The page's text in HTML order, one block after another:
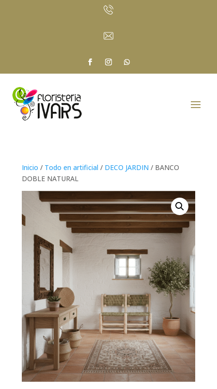
Inicio / Todo en artificial / DECO JARDIN / BANCO
DOBLE NATURAL